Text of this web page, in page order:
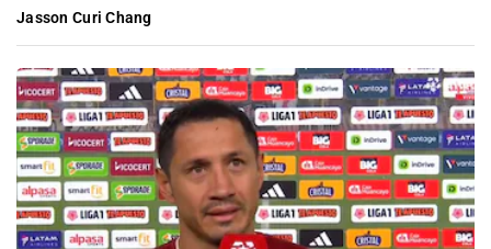
Jasson Curi Chang